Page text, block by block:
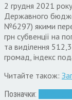
2 грудня 2021
Державного
№6297) якими
грн субвенції на
та виділення
громад, індекс
Читайте також:
Позначки: